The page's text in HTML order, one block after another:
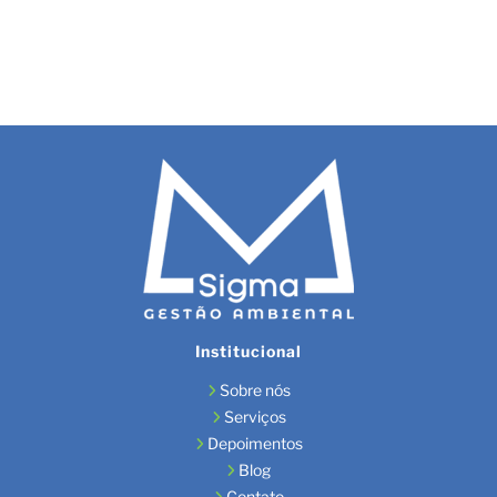
Institucional
Sobre nós
Serviços
Depoimentos
Blog